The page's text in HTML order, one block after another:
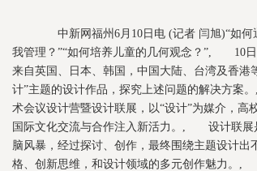
中新网福州6月10日电 (记者 闫旭)“如何
我管理？”“如何培养儿童的几何观念？”, 10日
来自英国、日本、韩国，中国大陆、台湾及香港
计”主题的设计作品，探究上述问题的解决方
术会议设计营暨设计联展，以“设计”为媒介，
国际文化交流与合作注入新活力。, 设计联展
脑风暴，经过探讨、创作，最终围绕主题设计
格、创新思维，和设计领域的多元创作魅力。